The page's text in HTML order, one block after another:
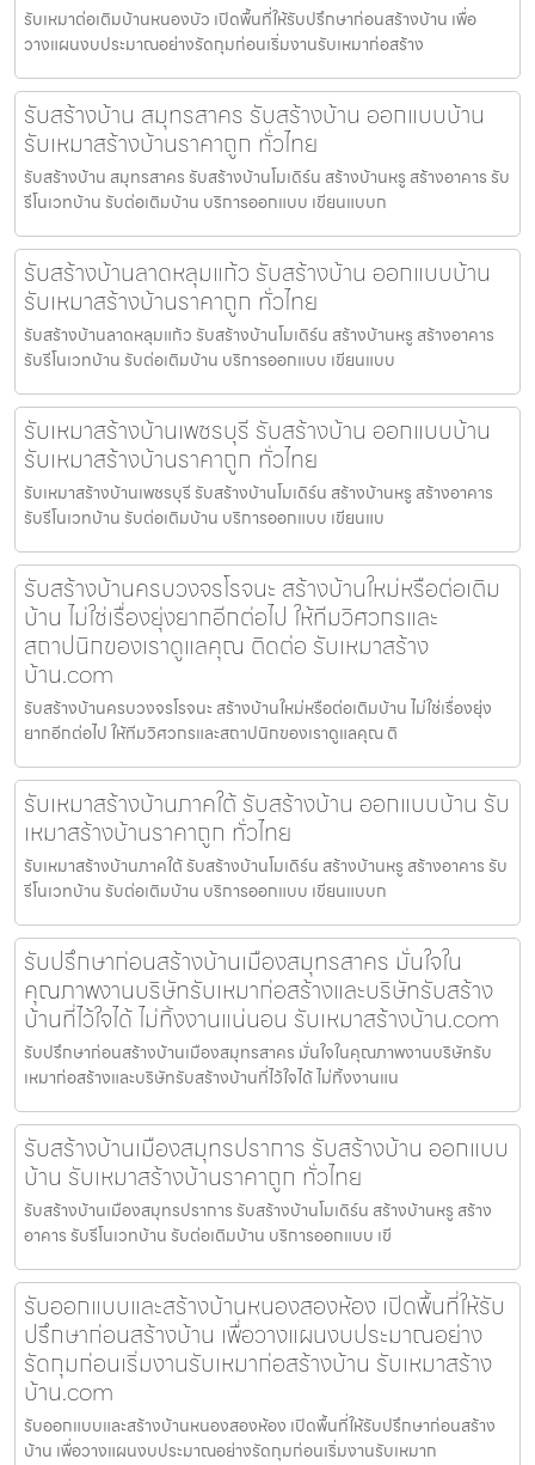
รับเหมาต่อเติมบ้านหนองบัว เปิดพื้นที่ให้รับปรึกษาก่อนสร้างบ้าน เพื่อ
วางแผนงบประมาณอย่างรัดกุมก่อนเริ่มงานรับเหมาก่อสร้าง
รับสร้างบ้าน สมุทรสาคร รับสร้างบ้าน ออกแบบบ้าน
รับเหมาสร้างบ้านราคาถูก ทั่วไทย
รับสร้างบ้าน สมุทรสาคร รับสร้างบ้านโมเดิร์น สร้างบ้านหรู สร้างอาคาร รับ
รีโนเวทบ้าน รับต่อเติมบ้าน บริการออกแบบ เขียนแบบก
รับสร้างบ้านลาดหลุมแก้ว รับสร้างบ้าน ออกแบบบ้าน
รับเหมาสร้างบ้านราคาถูก ทั่วไทย
รับสร้างบ้านลาดหลุมแก้ว รับสร้างบ้านโมเดิร์น สร้างบ้านหรู สร้างอาคาร
รับรีโนเวทบ้าน รับต่อเติมบ้าน บริการออกแบบ เขียนแบบ
รับเหมาสร้างบ้านเพชรบุรี รับสร้างบ้าน ออกแบบบ้าน
รับเหมาสร้างบ้านราคาถูก ทั่วไทย
รับเหมาสร้างบ้านเพชรบุรี รับสร้างบ้านโมเดิร์น สร้างบ้านหรู สร้างอาคาร
รับรีโนเวทบ้าน รับต่อเติมบ้าน บริการออกแบบ เขียนแบ
รับสร้างบ้านครบวงจรโรจนะ สร้างบ้านใหม่หรือต่อเติม
บ้าน ไม่ใช่เรื่องยุ่งยากอีกต่อไป ให้ทีมวิศวกรและ
สถาปนิกของเราดูแลคุณ ติดต่อ รับเหมาสร้าง
บ้าน.com
รับสร้างบ้านครบวงจรโรจนะ สร้างบ้านใหม่หรือต่อเติมบ้าน ไม่ใช่เรื่องยุ่ง
ยากอีกต่อไป ให้ทีมวิศวกรและสถาปนิกของเราดูแลคุณ ติ
รับเหมาสร้างบ้านภาคใต้ รับสร้างบ้าน ออกแบบบ้าน รับ
เหมาสร้างบ้านราคาถูก ทั่วไทย
รับเหมาสร้างบ้านภาคใต้ รับสร้างบ้านโมเดิร์น สร้างบ้านหรู สร้างอาคาร รับ
รีโนเวทบ้าน รับต่อเติมบ้าน บริการออกแบบ เขียนแบบก
รับปรึกษาก่อนสร้างบ้านเมืองสมุทรสาคร มั่นใจใน
คุณภาพงานบริษัทรับเหมาก่อสร้างและบริษัทรับสร้าง
บ้านที่ไว้ใจได้ ไม่ทิ้งงานแน่นอน รับเหมาสร้างบ้าน.com
รับปรึกษาก่อนสร้างบ้านเมืองสมุทรสาคร มั่นใจในคุณภาพงานบริษัทรับ
เหมาก่อสร้างและบริษัทรับสร้างบ้านที่ไว้ใจได้ ไม่ทิ้งงานแน
รับสร้างบ้านเมืองสมุทรปราการ รับสร้างบ้าน ออกแบบ
บ้าน รับเหมาสร้างบ้านราคาถูก ทั่วไทย
รับสร้างบ้านเมืองสมุทรปราการ รับสร้างบ้านโมเดิร์น สร้างบ้านหรู สร้าง
อาคาร รับรีโนเวทบ้าน รับต่อเติมบ้าน บริการออกแบบ เขี
รับออกแบบและสร้างบ้านหนองสองห้อง เปิดพื้นที่ให้รับ
ปรึกษาก่อนสร้างบ้าน เพื่อวางแผนงบประมาณอย่าง
รัดกุมก่อนเริ่มงานรับเหมาก่อสร้างบ้าน รับเหมาสร้าง
บ้าน.com
รับออกแบบและสร้างบ้านหนองสองห้อง เปิดพื้นที่ให้รับปรึกษาก่อนสร้าง
บ้าน เพื่อวางแผนงบประมาณอย่างรัดกุมก่อนเริ่มงานรับเหมาก